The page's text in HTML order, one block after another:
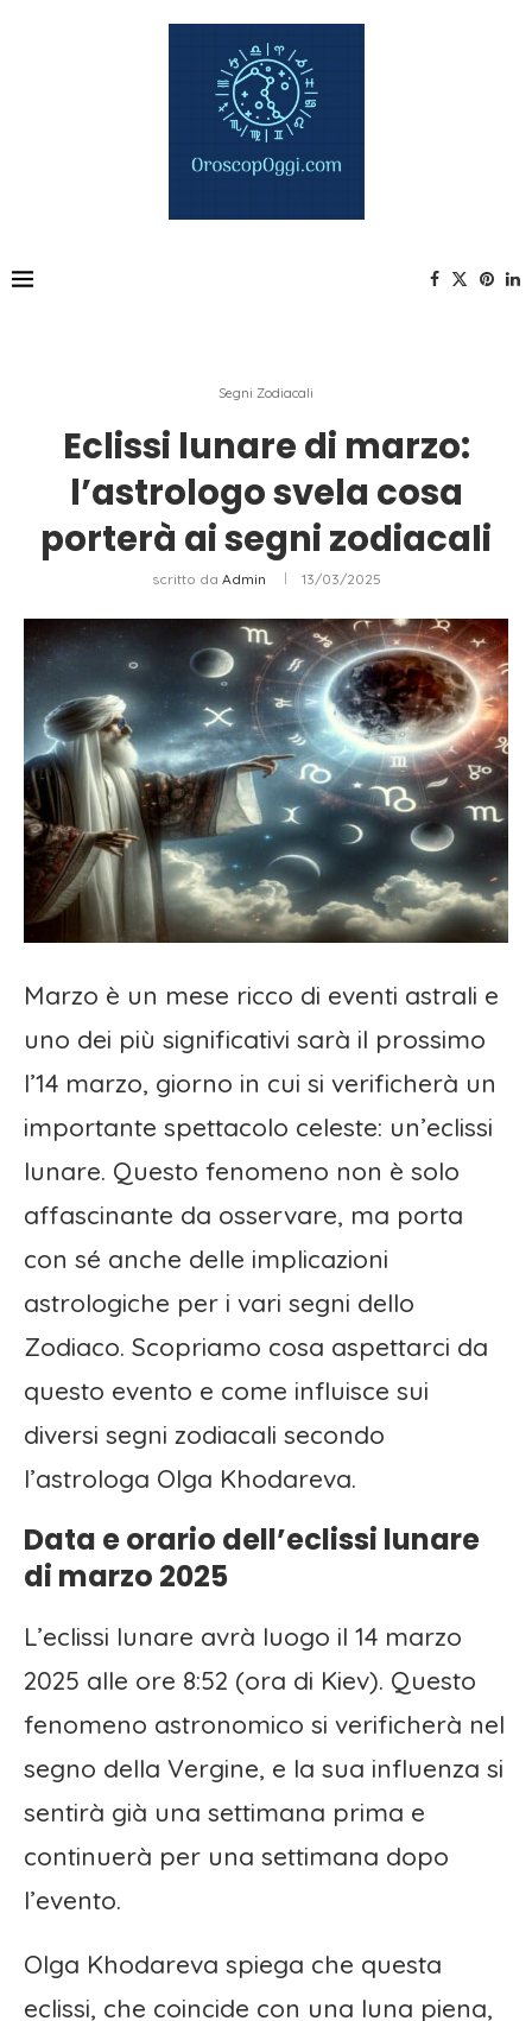
Segni Zodiacali
Eclissi lunare di marzo:
l’astrologo svela cosa
porterà ai segni zodiacali
scritto da Admin 13/03/2025
Marzo è un mese ricco di eventi astrali e
uno dei più significativi sarà il prossimo
l’14 marzo, giorno in cui si verificherà un
importante spettacolo celeste: un’eclissi
lunare. Questo fenomeno non è solo
affascinante da osservare, ma porta
con sé anche delle implicazioni
astrologiche per i vari segni dello
Zodiaco. Scopriamo cosa aspettarci da
questo evento e come influisce sui
diversi segni zodiacali secondo
l’astrologa Olga Khodareva.
Data e orario dell’eclissi lunare
di marzo 2025
L’eclissi lunare avrà luogo il 14 marzo
2025 alle ore 8:52 (ora di Kiev). Questo
fenomeno astronomico si verificherà nel
segno della Vergine, e la sua influenza si
sentirà già una settimana prima e
continuerà per una settimana dopo
l’evento.
Olga Khodareva spiega che questa
eclissi, che coincide con una luna piena,